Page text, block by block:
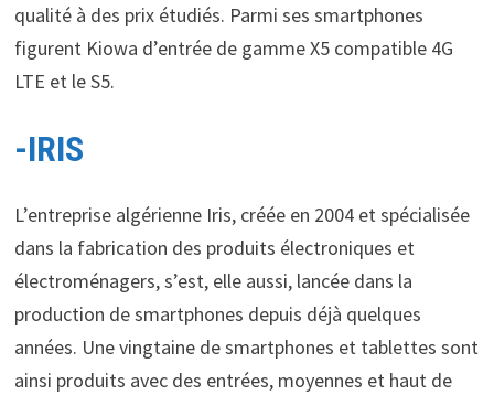
qualité à des prix étudiés. Parmi ses smartphones
figurent Kiowa d’entrée de gamme X5 compatible 4G
LTE et le S5.
-IRIS
L’entreprise algérienne Iris, créée en 2004 et spécialisée
dans la fabrication des produits électroniques et
électroménagers, s’est, elle aussi, lancée dans la
production de smartphones depuis déjà quelques
années. Une vingtaine de smartphones et tablettes sont
ainsi produits avec des entrées, moyennes et haut de